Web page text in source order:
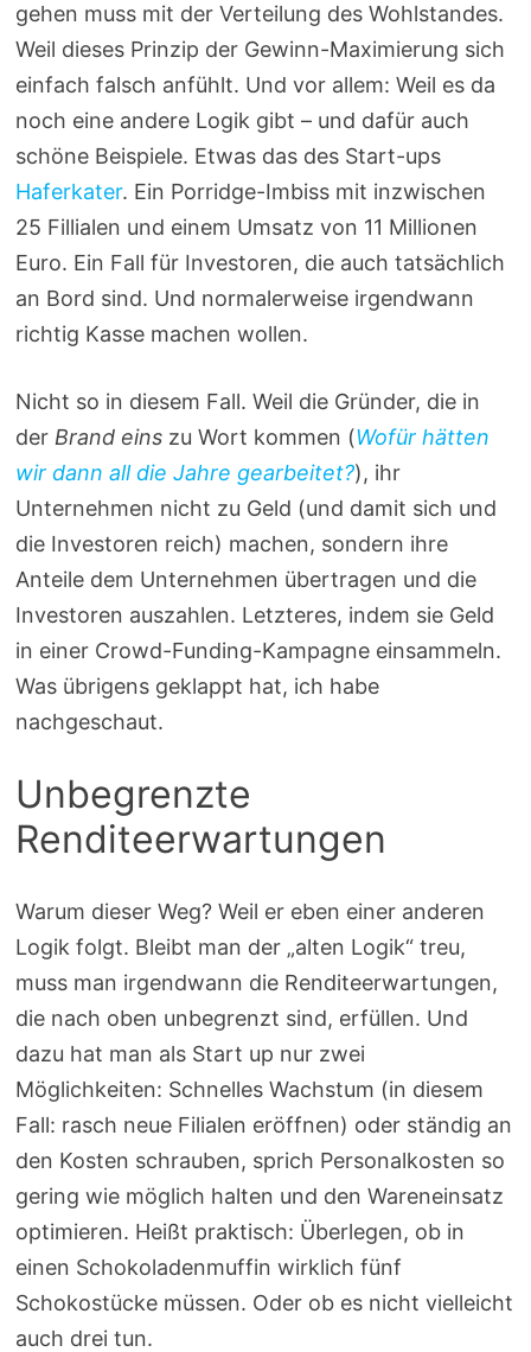
gehen muss mit der Verteilung des Wohlstandes.
Weil dieses Prinzip der Gewinn-Maximierung sich
einfach falsch anfühlt. Und vor allem: Weil es da
noch eine andere Logik gibt – und dafür auch
schöne Beispiele. Etwas das des Start-ups
Haferkater. Ein Porridge-Imbiss mit inzwischen
25 Fillialen und einem Umsatz von 11 Millionen
Euro. Ein Fall für Investoren, die auch tatsächlich
an Bord sind. Und normalerweise irgendwann
richtig Kasse machen wollen.
Nicht so in diesem Fall. Weil die Gründer, die in
der Brand eins zu Wort kommen (Wofür hätten
wir dann all die Jahre gearbeitet?), ihr
Unternehmen nicht zu Geld (und damit sich und
die Investoren reich) machen, sondern ihre
Anteile dem Unternehmen übertragen und die
Investoren auszahlen. Letzteres, indem sie Geld
in einer Crowd-Funding-Kampagne einsammeln.
Was übrigens geklappt hat, ich habe
nachgeschaut.
Unbegrenzte
Renditeerwartungen
Warum dieser Weg? Weil er eben einer anderen
Logik folgt. Bleibt man der „alten Logik“ treu,
muss man irgendwann die Renditeerwartungen,
die nach oben unbegrenzt sind, erfüllen. Und
dazu hat man als Start up nur zwei
Möglichkeiten: Schnelles Wachstum (in diesem
Fall: rasch neue Filialen eröffnen) oder ständig an
den Kosten schrauben, sprich Personalkosten so
gering wie möglich halten und den Wareneinsatz
optimieren. Heißt praktisch: Überlegen, ob in
einen Schokoladenmuffin wirklich fünf
Schokostücke müssen. Oder ob es nicht vielleicht
auch drei tun.